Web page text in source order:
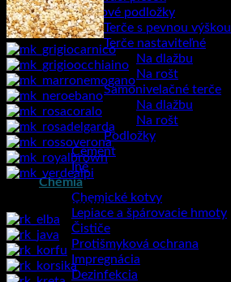
Terasové podložky
Terče s pevnou výškou
Terče nastaviteľné
Na dlažbu
Na rošt
Samonivelačné terče
Na dlažbu
Na rošt
Podložky
Cement
Iné
Chémia
Chemické kotvy
Lepiace a špárovacie hmoty
Čističe
Protišmyková ochrana
Impregnácia
Dezinfekcia
Riečne kamienky